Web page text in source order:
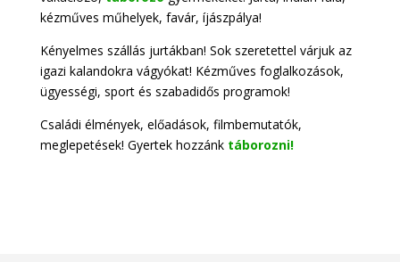
kézműves műhelyek, favár, íjászpálya!
Kényelmes szállás jurtákban! Sok szeretettel várjuk az
igazi kalandokra vágyókat! Kézműves foglalkozások,
ügyességi, sport és szabadidős programok!
Családi élmények, előadások, filmbemutatók,
meglepetések! Gyertek hozzánk táborozni!